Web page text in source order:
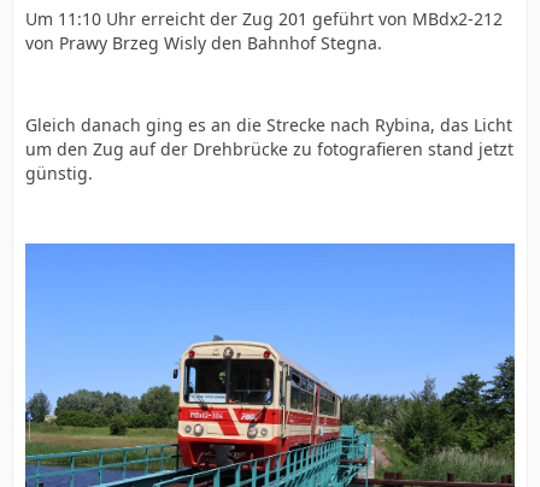
Um 11:10 Uhr erreicht der Zug 201 geführt von MBdx2-212
von Prawy Brzeg Wisly den Bahnhof Stegna.
Gleich danach ging es an die Strecke nach Rybina, das Licht
um den Zug auf der Drehbrücke zu fotografieren stand jetzt
günstig.